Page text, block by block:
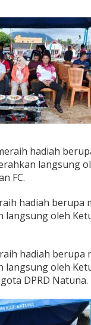
hadiah
langsung
FC.
hadiah
langsung oleh
hadiah
langsung oleh
DPRD Natuna.